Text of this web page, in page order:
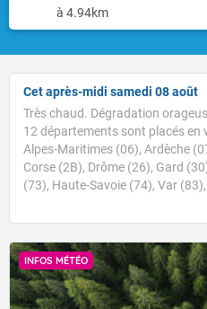
à 4.94km
Cet après-midi samedi 08 août
Très chaud. Dégradation
12 départements sont placés en
Alpes-Maritimes (06), Ardèche
Corse (2B), Drôme (26), Gard
(73), Haute-Savoie (74), Var
INFOS MÉTÉO